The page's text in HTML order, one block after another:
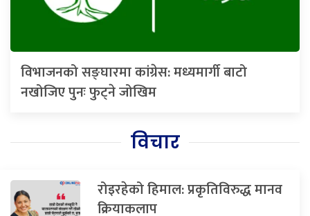
विभाजनको सङ्घारमा कांग्रेस: मध्यमार्गी बाटो
नखोजिए पुनः फुट्ने जोखिम
विचार
रोइरहेको हिमाल: प्रकृतिविरुद्ध मानव
क्रियाकलाप